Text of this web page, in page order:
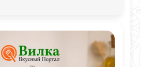
ужина, так и для